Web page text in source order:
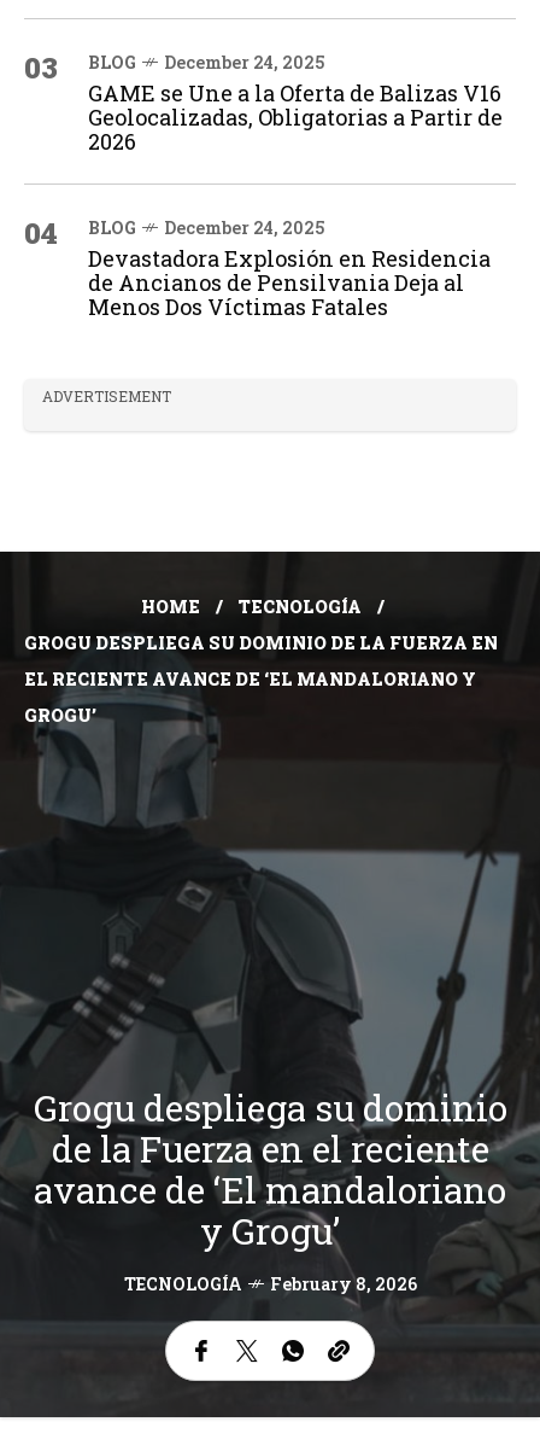
03 BLOG December 24, 2025
GAME se Une a la Oferta de Balizas V16
Geolocalizadas, Obligatorias a Partir de
2026
04 BLOG December 24, 2025
Devastadora Explosión en Residencia
de Ancianos de Pensilvania Deja al
Menos Dos Víctimas Fatales
ADVERTISEMENT
HOME
TECNOLOGÍA
GROGU DESPLIEGA SU DOMINIO DE LA FUERZA EN
EL RECIENTE AVANCE DE ‘EL MANDALORIANO Y
GROGU’
Grogu despliega su dominio
de la Fuerza en el reciente
avance de ‘El mandaloriano
y Grogu’
TECNOLOGÍA February 8, 2026